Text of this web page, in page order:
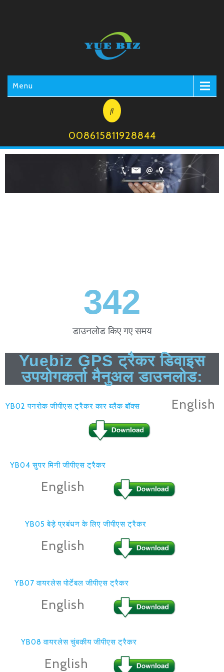
Menu
008615811928844
360
डाउनलोड किए गए समय
Yuebiz GPS ट्रैकर डिवाइस
उपयोगकर्ता मैनुअल डाउनलोड:
YB02 पनरोक जीपीएस ट्रैकर कार ब्लैक बॉक्स English
YB04 सुपर मिनी जीपीएस ट्रैकर
English
YB05 बेड़े प्रबंधन के लिए जीपीएस ट्रैकर
English
YB07 वायरलेस पोर्टेबल जीपीएस ट्रैकर
English
YB08 वायरलेस चुंबकीय जीपीएस ट्रैकर
English